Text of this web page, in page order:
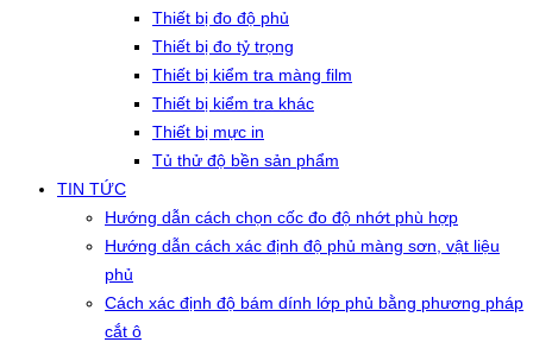
Thiết bị đo độ phủ
Thiết bị đo tỷ trọng
Thiết bị kiểm tra màng film
Thiết bị kiểm tra khác
Thiết bị mực in
Tủ thử độ bền sản phẩm
TIN TỨC
Hướng dẫn cách chọn cốc đo độ nhớt phù hợp
Hướng dẫn cách xác định độ phủ màng sơn, vật liệu
phủ
Cách xác định độ bám dính lớp phủ bằng phương pháp
cắt ô